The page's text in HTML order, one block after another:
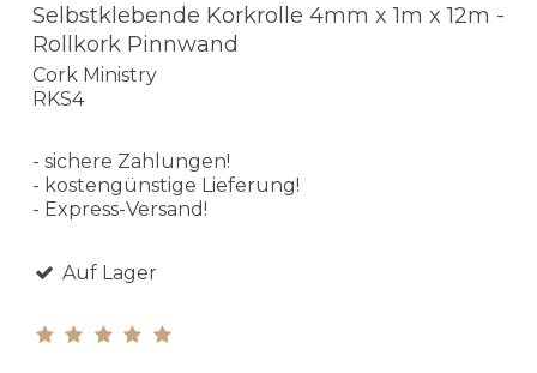
Selbstklebende Korkrolle 4mm x 1m x 12m -
Rollkork Pinnwand
Cork Ministry
RKS4
- sichere Zahlungen!
- kostengünstige Lieferung!
- Express-Versand!
Auf Lager